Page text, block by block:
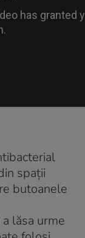
spații
butoanele
lăsa urme